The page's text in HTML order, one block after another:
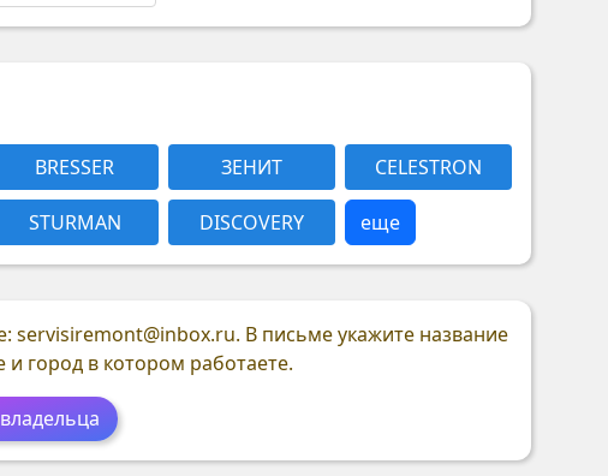
BRESSER ЗЕНИТ CELESTRON
STURMAN DISCOVERY еще
servisiremont@inbox.ru. В письме укажите название
и город в котором работаете.